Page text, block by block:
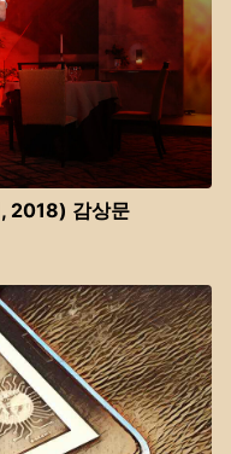
2018) 감상문